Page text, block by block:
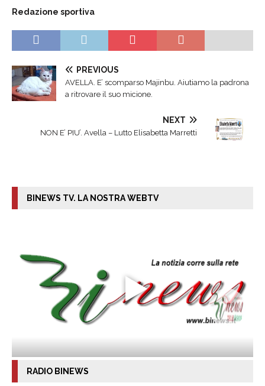
Redazione sportiva
PREVIOUS
AVELLA. E’ scomparso Majinbu. Aiutiamo la padrona
a ritrovare il suo micione.
NEXT
NON E’ PIU’. Avella – Lutto Elisabetta Marretti
BINEWS TV. LA NOSTRA WEBTV
RADIO BINEWS